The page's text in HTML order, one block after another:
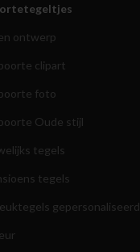
ontwerp
clipart
foto
Oude stijl
tegels
tegels
gepersonaliseerd